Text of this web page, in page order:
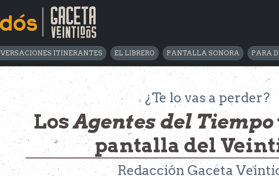
ITINERANTES EL LIBRERO PANTALLA SONORA PARA
¿Te lo vas a perder?
LosAgentes del Tiempo
pantalla del
Redacción Gaceta